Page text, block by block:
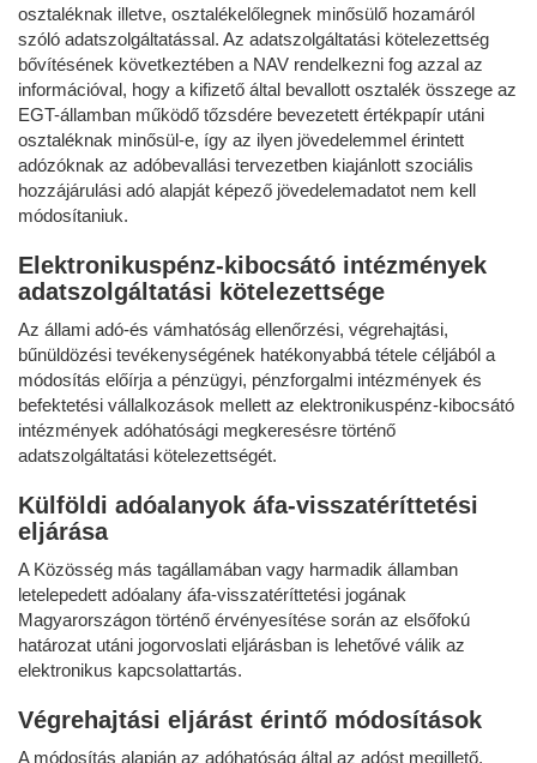
osztaléknak illetve, osztalékelőlegnek minősülő hozamáról
szóló adatszolgáltatással. Az adatszolgáltatási kötelezettség
bővítésének következtében a NAV rendelkezni fog azzal az
információval, hogy a kifizető által bevallott osztalék összege az
EGT-államban működő tőzsdére bevezetett értékpapír utáni
osztaléknak minősül-e, így az ilyen jövedelemmel érintett
adózóknak az adóbevallási tervezetben kiajánlott szociális
hozzájárulási adó alapját képező jövedelemadatot nem kell
módosítaniuk.
Elektronikuspénz-kibocsátó intézmények
adatszolgáltatási kötelezettsége
Az állami adó-és vámhatóság ellenőrzési, végrehajtási,
bűnüldözési tevékenységének hatékonyabbá tétele céljából a
módosítás előírja a pénzügyi, pénzforgalmi intézmények és
befektetési vállalkozások mellett az elektronikuspénz-kibocsátó
intézmények adóhatósági megkeresésre történő
adatszolgáltatási kötelezettségét.
Külföldi adóalanyok áfa-visszatéríttetési
eljárása
A Közösség más tagállamában vagy harmadik államban
letelepedett adóalany áfa-visszatéríttetési jogának
Magyarországon történő érvényesítése során az elsőfokú
határozat utáni jogorvoslati eljárásban is lehetővé válik az
elektronikus kapcsolattartás.
Végrehajtási eljárást érintő módosítások
A módosítás alapján az adóhatóság által az adóst megillető,